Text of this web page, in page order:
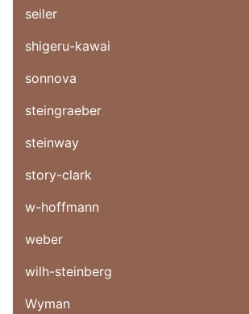
seiler
shigeru-kawai
sonnova
steingraeber
steinway
story-clark
w-hoffmann
weber
wilh-steinberg
Wyman